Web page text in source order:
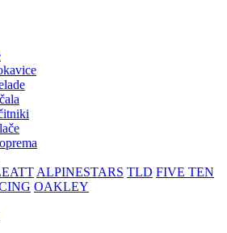
ALPINESTARS TLD FIVE TEN
OAKLEY